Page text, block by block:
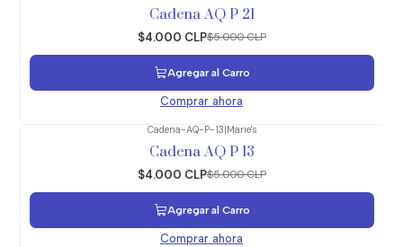
Cadena AQ P 21
$4.000 CLP$5.000 CLP
Agregar al Carro
Comprar ahora
Cadena-AQ-P-13 Marie's
Cadena AQ P 13
$4.000 CLP$5.000 CLP
Agregar al Carro
Comprar ahora